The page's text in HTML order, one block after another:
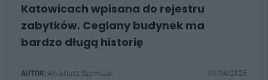
Katowicach wpisana do rejestru
zabytków. Ceglany budynek ma
bardzo długą historię
AUTOR: Arkadiusz Szymczak 09/04/2025